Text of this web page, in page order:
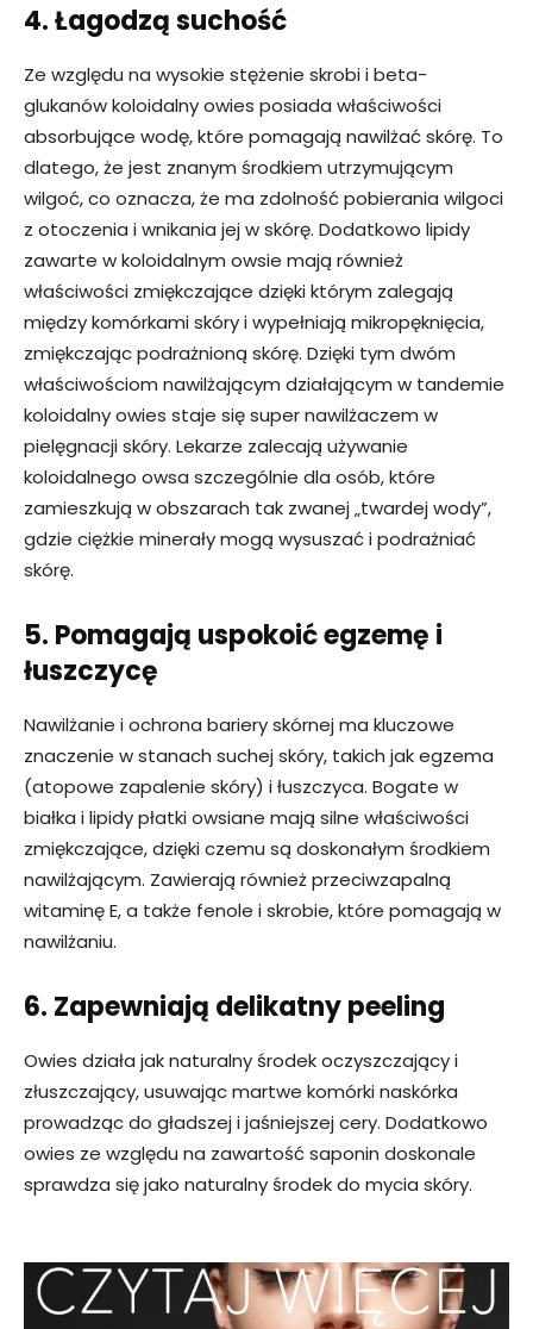
4. Łagodzą suchość
Ze względu na wysokie stężenie skrobi i beta-
glukanów koloidalny owies posiada właściwości
absorbujące wodę, które pomagają nawilżać skórę. To
dlatego, że jest znanym środkiem utrzymującym
wilgoć, co oznacza, że ​​ma zdolność pobierania wilgoci
z otoczenia i wnikania jej w skórę. Dodatkowo lipidy
zawarte w koloidalnym owsie mają również
właściwości zmiękczające dzięki którym zalegają
między komórkami skóry i wypełniają mikropęknięcia,
zmiękczając podrażnioną skórę. Dzięki tym dwóm
właściwościom nawilżającym działającym w tandemie
koloidalny owies staje się super nawilżaczem w
pielęgnacji skóry. Lekarze zalecają używanie
koloidalnego owsa szczególnie dla osób, które
zamieszkują w obszarach tak zwanej „twardej wody”,
gdzie ciężkie minerały mogą wysuszać i podrażniać
skórę.
5. Pomagają uspokoić egzemę i
łuszczycę
Nawilżanie i ochrona bariery skórnej ma kluczowe
znaczenie w stanach suchej skóry, takich jak egzema
(atopowe zapalenie skóry) i łuszczyca. Bogate w
białka i lipidy płatki owsiane mają silne właściwości
zmiękczające, dzięki czemu są doskonałym środkiem
nawilżającym. Zawierają również przeciwzapalną
witaminę E, a także fenole i skrobie, które pomagają w
nawilżaniu.
6. Zapewniają delikatny peeling
Owies działa jak naturalny środek oczyszczający i
złuszczający, usuwając martwe komórki naskórka
prowadząc do gładszej i jaśniejszej cery. Dodatkowo
owies ze względu na zawartość saponin doskonale
sprawdza się jako naturalny środek do mycia skóry.